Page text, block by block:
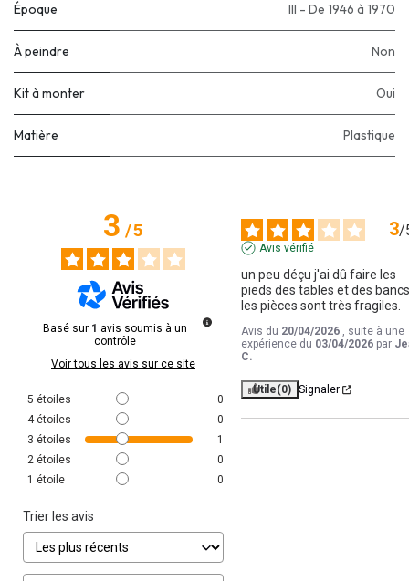
Époque III - De 1946 à 1970
À peindre Non
Kit à monter Oui
Matière Plastique
3/5
Basé sur 1 avis soumis à un
contrôle
Voir tous les avis sur ce site
5 étoiles
0
4 étoiles
0
3 étoiles
1
2 étoiles
0
1 étoile 0
Trier les avis
3/
Avis vérifié
un peu déçu j'ai dû faire les
pieds des tables et des
les pièces sont très fragiles.
Avis du 20/04/2026 , suite à une
expérience du 03/04/2026 par
C.
Utile(0) Signaler